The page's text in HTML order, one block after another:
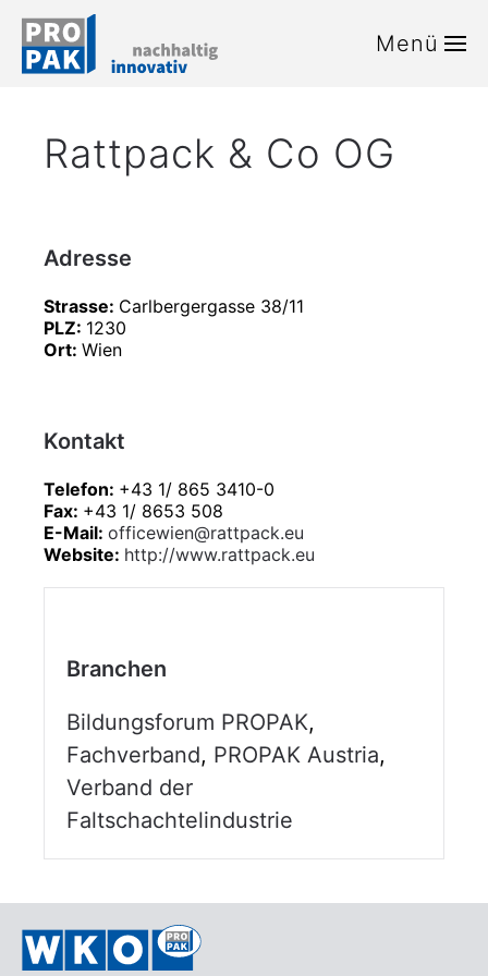
Zum Hauptinhalt springen Menü
Rattpack & Co OG
Adresse
Strasse: Carlbergergasse 38/11
PLZ: 1230
Ort: Wien
Kontakt
Telefon: +43 1/ 865 3410-0
Fax: +43 1/ 8653 508
E-Mail: officewien@rattpack.eu
Website: http://www.rattpack.eu
Branchen
Bildungsforum PROPAK,
Fachverband, PROPAK Austria,
Verband der
Faltschachtelindustrie